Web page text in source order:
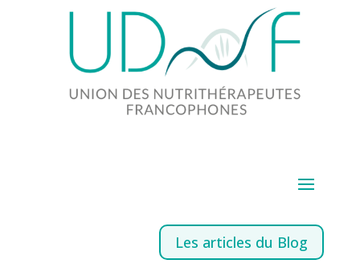
Les articles du Blog